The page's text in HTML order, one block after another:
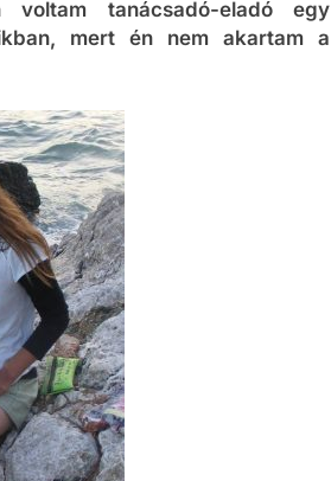
tanácsadó-eladó egy
mert én nem akartam a